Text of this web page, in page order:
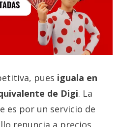
pues iguala en
de Digi. La
es por un servicio de
renuncia a precios